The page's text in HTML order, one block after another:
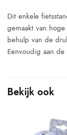
Dit enkele
gemaakt van
behulp van de
Eenvoudig aan
Bekijk ook